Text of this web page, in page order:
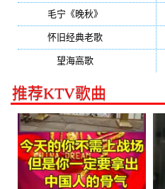
毛宁《晚秋》
怀旧经典老歌
望海高歌
推荐KTV歌曲